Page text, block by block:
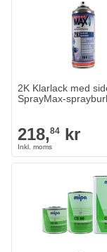
2K Klarlack med
SprayMax-
218,84 kr
Innehåll